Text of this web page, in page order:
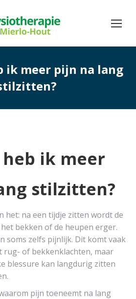
ik meer pijn na lang
ik meer
stilzitten?
het: na een tijdje zitten wordt de
bekken of de heupen erger.
soms zelfs pijnlijk. Dit komt vaak
rug- of bekkenklachten, maar
blessure kan langdurig zitten
pijn toeneemt na lang